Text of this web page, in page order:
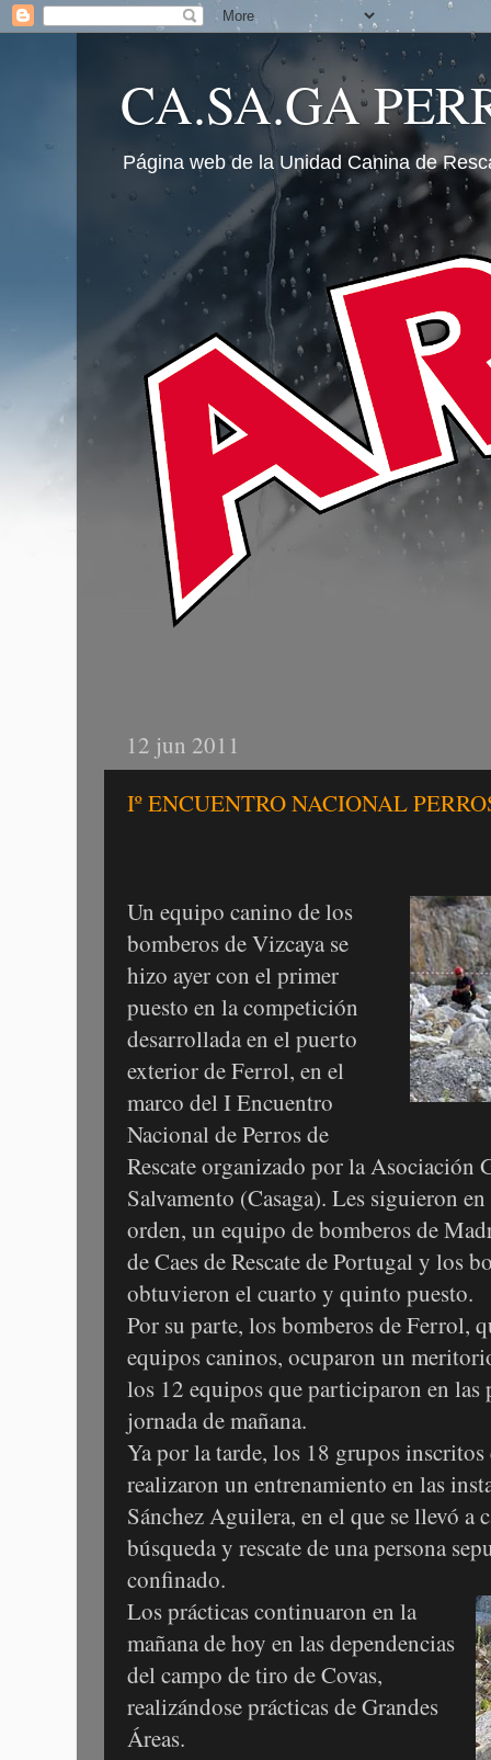
CA.SA.GA
Página web de la Unidad Canina de
12 jun 2011
Iº ENCUENTRO NACIONAL
Un equipo canino de los
bomberos de Vizcaya se
hizo ayer con el primer
puesto en la competición
desarrollada en el puerto
exterior de Ferrol, en el
marco del I Encuentro
Nacional de Perros de
Rescate organizado por la Asociación
Salvamento (Casaga). Les siguieron
orden, un equipo de bomberos de
de Caes de Rescate de Portugal y los
obtuvieron el cuarto y quinto puesto.
Por su parte, los bomberos de Ferrol,
equipos caninos, ocuparon un
los 12 equipos que participaron en las
jornada de mañana.
Ya por la tarde, los 18 grupos inscritos
realizaron un entrenamiento en las
Sánchez Aguilera, en el que se llevó a
búsqueda y rescate de una persona
confinado.
Los prácticas continuaron en la
mañana de hoy en las dependencias
del campo de tiro de Covas,
realizándose prácticas de Grandes
Áreas.